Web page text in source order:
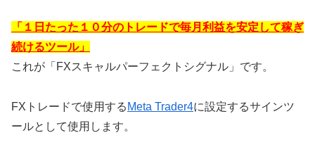
「１日たった１０分のトレードで毎月利益を安定して稼ぎ
続けるツール」
これが「FXスキャルパーフェクトシグナル」です。
FXトレードで使用する Meta Trader4に設定するサインツ
ールとして使用します。